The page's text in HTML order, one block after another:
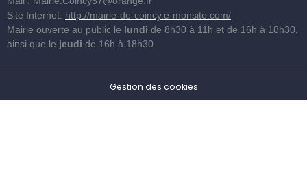
Site Internet: http://mairie-de-coincy.e-monsite.com/
Mairie ouverte au public le lundi de 8h30 à 11h et de 16h à 18h30
ainsi que le jeudi de 16h à 18h30
Gestion des cookies